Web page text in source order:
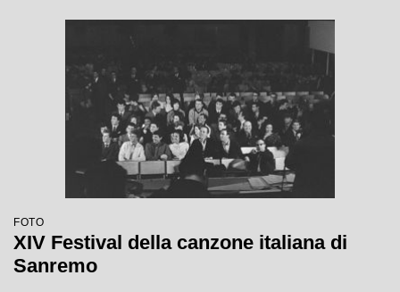
FOTO
XIV Festival della canzone italiana di
Sanremo